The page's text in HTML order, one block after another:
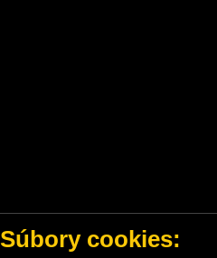
Súbory cookies: